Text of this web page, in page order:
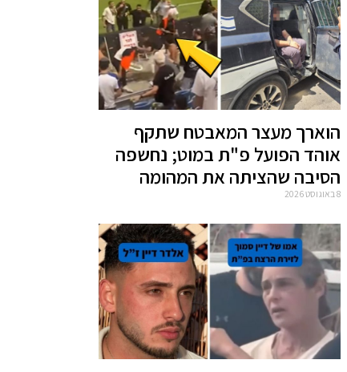
הוארך מעצר המאבטח שתקף
אוהד הפועל פ"ת במוט; נחשפה
הסיבה שהציתה את המהומה
8 באוגוסט 2026